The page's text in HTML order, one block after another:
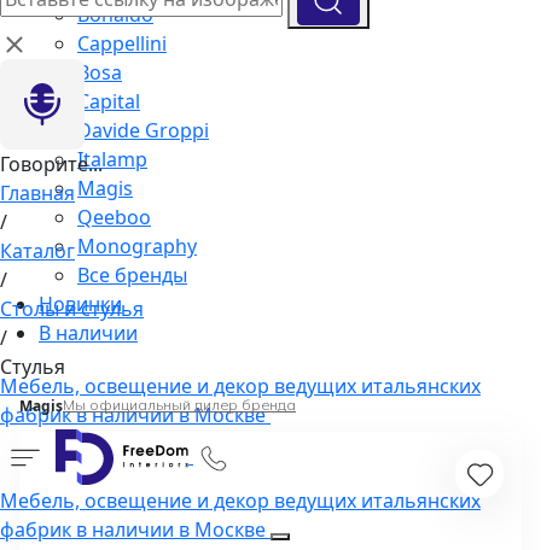
Bonaldo
Cappellini
Bosa
Capital
Davide Groppi
Italamp
Magis
Qeeboo
Monography
Все бренды
Новинки
В наличии
Мебель, освещение и декор ведущих итальянских
фабрик в наличии в Москве
Мебель, освещение и декор ведущих итальянских
фабрик в наличии в Москве
Говорите...
Главная
/
Каталог
/
Столы и стулья
/
Стулья
MagisМы официальный дилер бренда